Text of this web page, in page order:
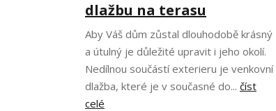
dlažbu na terasu
Aby Váš dům zůstal dlouhodobě krásný
a útulný je důležité upravit i jeho okolí.
Nedílnou součástí exterieru je venkovní
dlažba, které je v současné do... číst
celé